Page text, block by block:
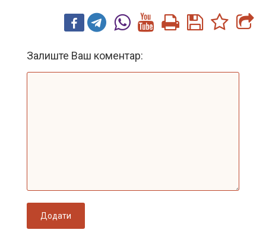
Залиште Ваш коментар:
Додати